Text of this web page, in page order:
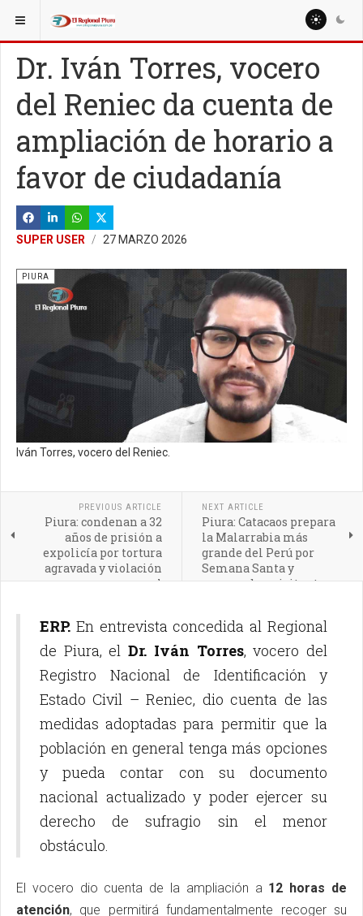
ESTÁ AQUÍ: REGIÓN PIURA
Dr. Iván Torres, vocero
del Reniec da cuenta de
ampliación de horario a
favor de ciudadanía
SUPER USER 27 MARZO 2026
Iván Torres, vocero del Reniec.
PIURA
PREVIOUS ARTICLE
Piura: condenan a 32
años de prisión a
expolicía por tortura
agravada y violación
sexual
NEXT ARTICLE
Piura: Catacaos prepara
la Malarrabia más
grande del Perú por
Semana Santa y
sorprende a visitantes
ERP. En entrevista concedida al Regional
de Piura, elDr. Iván Torres, vocero del
Registro Nacional de Identificación y
Estado Civil – Reniec, dio cuenta de las
medidas adoptadas para permitir que la
población en general tenga más opciones
y pueda contar con su documento
nacional actualizado y poder ejercer su
derecho de sufragio sin el menor
obstáculo.
El vocero dio cuenta de la ampliación a12 horas de
atención, que permitirá fundamentalmente recoger su